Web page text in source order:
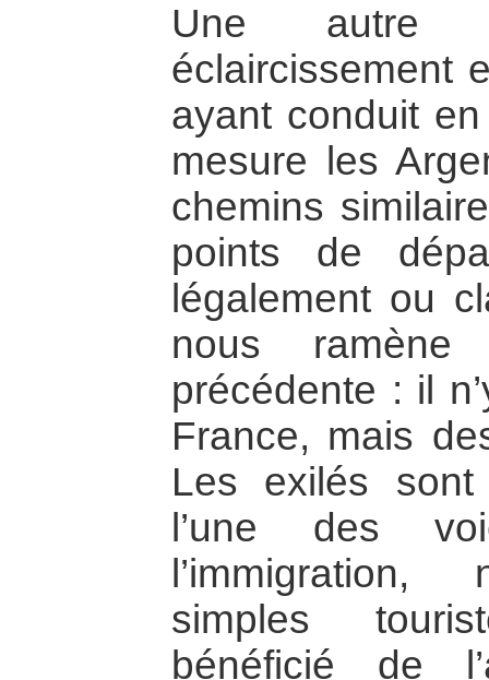
Une autre
éclaircissement
ayant conduit
mesure les
chemins
points de
légalement ou
nous
précédente : il
France, mais
Les exilés
l’une des
l’immigration,
simples
bénéficié de